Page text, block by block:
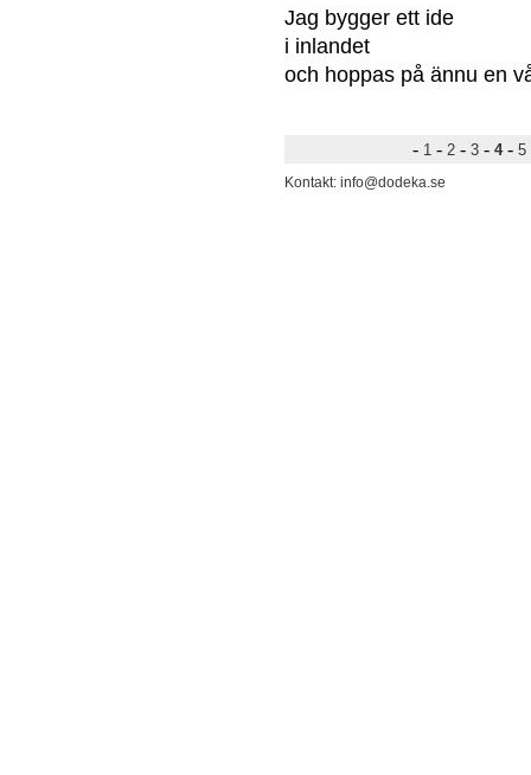
Jag bygger ett ide
i inlandet
och hoppas på ännu en
-1 -2 -3 - 4 -5
Kontakt: info@dodeka.se